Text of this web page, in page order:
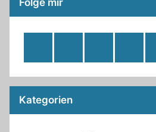
Folge mir
Feed
Kategorien